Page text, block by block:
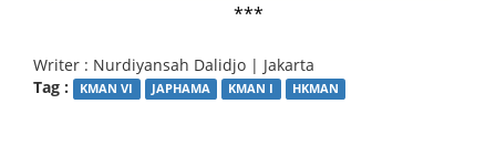
***
Writer : Nurdiyansah Dalidjo | Jakarta
Tag :
KMAN VI JAPHAMA KMAN I HKMAN